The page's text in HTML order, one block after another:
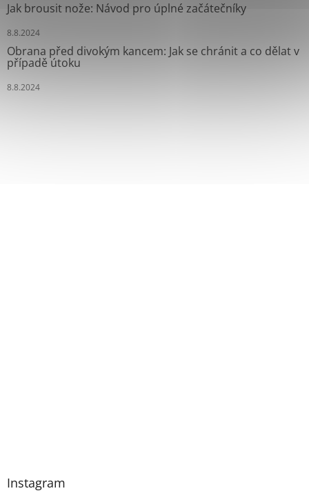
Jak brousit nože: Návod pro úplné začátečníky
8.8.2024
Obrana před divokým kancem: Jak se chránit a co dělat v
případě útoku
8.8.2024
Instagram